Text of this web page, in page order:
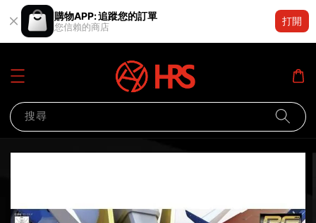
購物APP: 追蹤您的訂單
您信賴的商店
打開
搜尋